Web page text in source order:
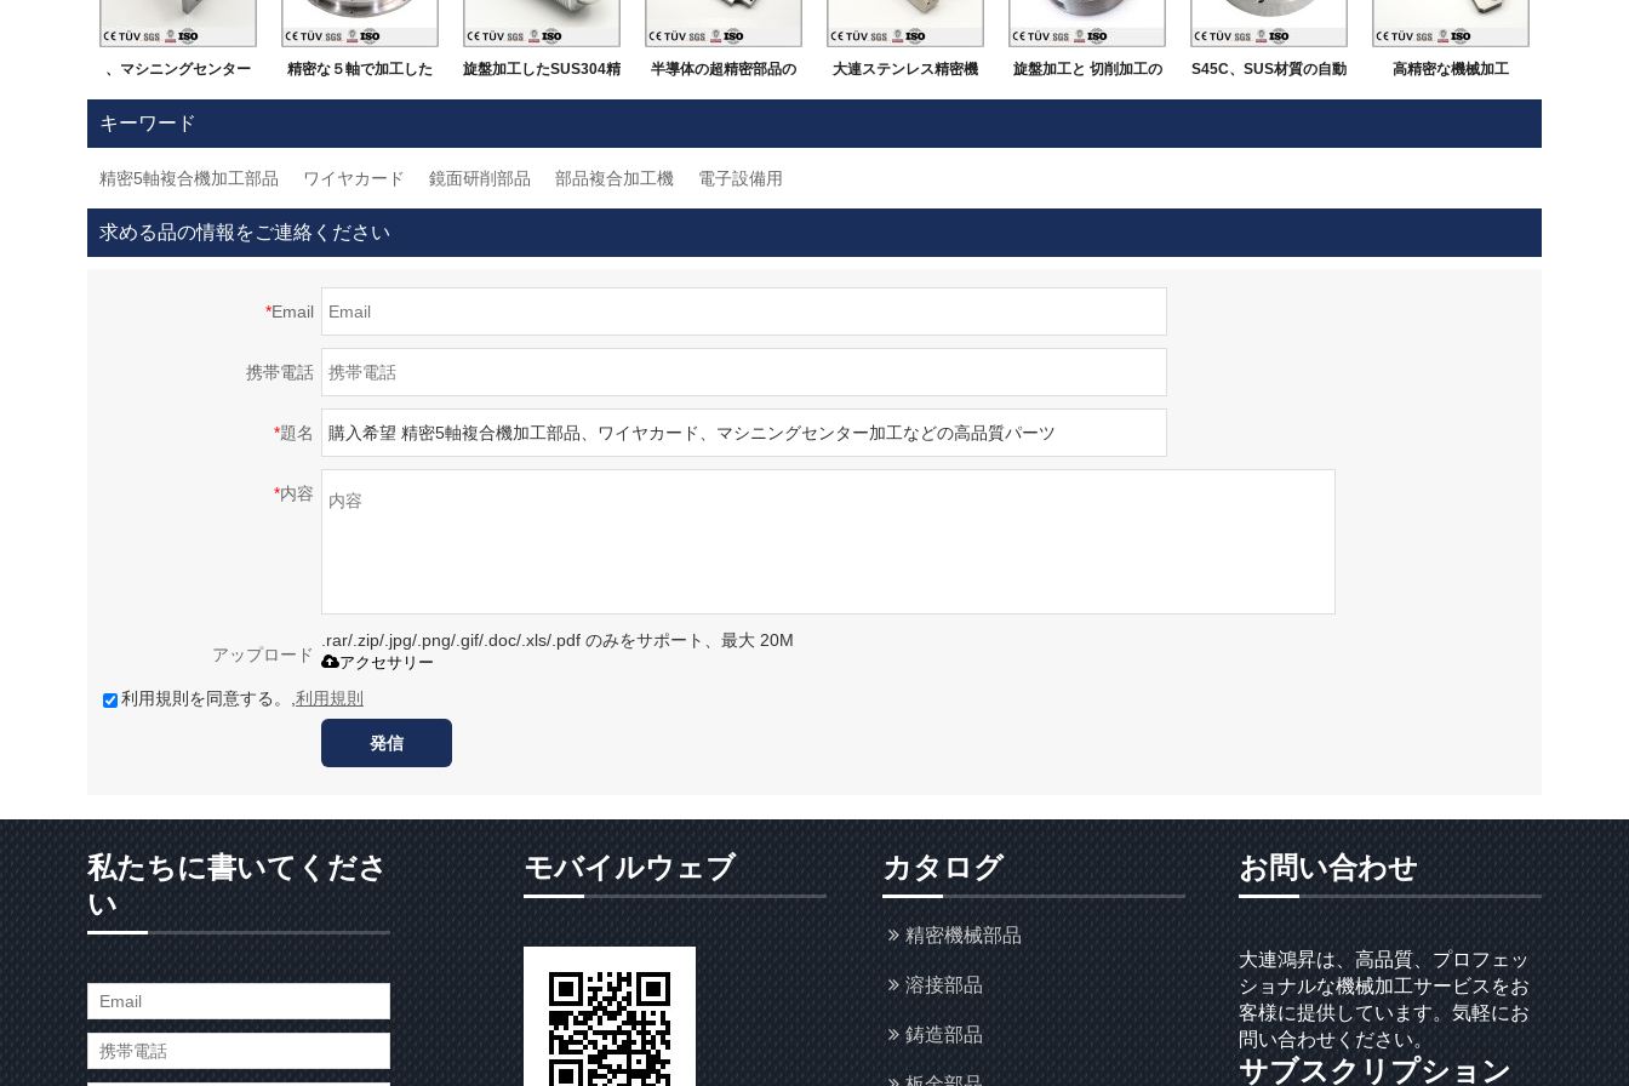
、マシニングセンター
にて加工したSUS材質
精密な５軸で加工した
機械部品
旋盤加工したSUS304精
密部品 大連高品質金属
半導体の超精密部品の
製造
大連ステンレス精密機
械加工メーカ
旋盤加工と 切削加工の
部品
S45C、SUS材質の自動
化部品
高精密な機械加工
キーワード
精密5軸複合機加工部品 ワイヤカード 鏡面研削部品 部品複合加工機 電子設備用
求める品の情報をご連絡ください
*Email
携帯電話
*題名
*内容
アップロード
.rar/.zip/.jpg/.png/.gif/.doc/.xls/.pdf のみをサポート、最大 20M
アクセサリー
利用規則を同意する。, 利用規則
発信
私たちに書いてくださ
い
モバイルウェブ カタログ
精密機械部品
溶接部品
鋳造部品
お問い合わせ
大連鴻昇は、高品質、プロフェッ
ショナルな機械加工サービスをお
客様に提供しています。気軽にお
問い合わせください。
サブスクリプション